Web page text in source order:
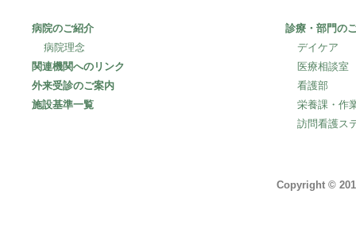
病院のご紹介
病院理念
関連機関へのリンク
外来受診のご案内
施設基準一覧
診療・部門の
デイケア
医療相談室
看護部
栄養課・作
訪問看護ス
Copyright ©